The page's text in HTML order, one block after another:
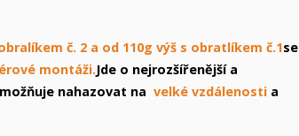
č. 2 a od 110g výš s obratlíkem č.1se
montáži.Jde o nejrozšířenější a
nahazovat na velké vzdálenosti a